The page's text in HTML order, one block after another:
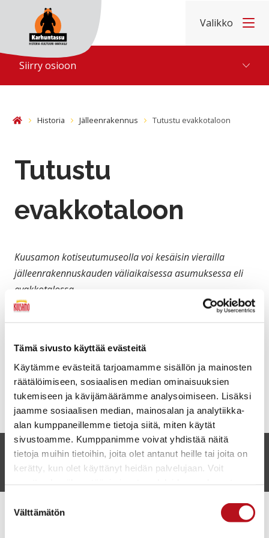
Tämä sivusto käyttää evästeitä
Käytämme evästeitä tarjoamamme sisällön ja mainosten
räätälöimiseen, sosiaalisen median ominaisuuksien
tukemiseen ja kävijämäärämme analysoimiseen. Lisäksi
jaamme sosiaalisen median, mainosalan ja analytiikka-
alan kumppaneillemme tietoja siitä, miten käytät
sivustoamme. Kumppanimme voivat yhdistää näitä
tietoja muihin tietoihin, joita olet antanut heille tai joita on
kerätty, kun olet käyttänyt heidän palvelujaan. Voit
valinta
Välttämätön
Hyppää sisältöön
Etusivu
Valikko
Siirry osioon
EtusivuHistoria Jälleenrakennus Tutustu evakkotaloon
Tutustu
evakkotaloon
Kuusamon kotiseutumuseolla voi kesäisin vierailla
jälleenrakennuskauden väliaikaisessa asumuksessa eli
evakkotalossa.
Virtuaalisesti taloon pääset tutustumaan
tästä.Linkki
Anna palautetta